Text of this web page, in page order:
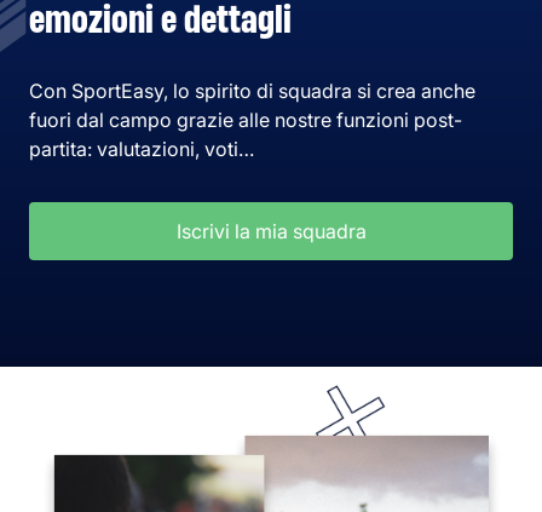
emozioni e dettagli
Con SportEasy, lo spirito di squadra si crea anche
fuori dal campo grazie alle nostre funzioni post-
partita: valutazioni, voti…
Iscrivi la mia squadra